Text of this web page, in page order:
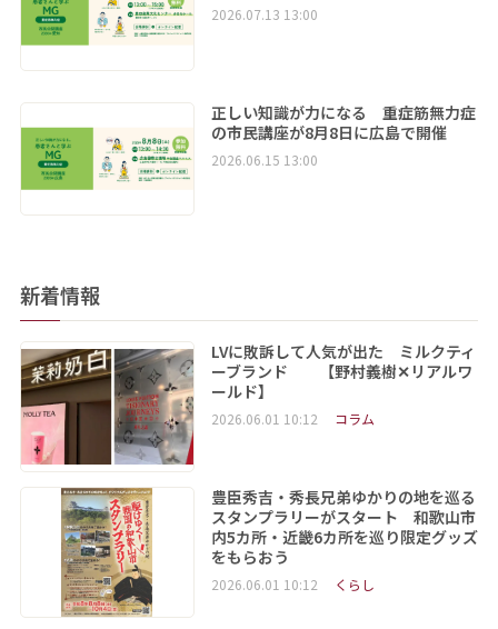
2026.07.13 13:00
正しい知識が力になる 重症筋無力症
の市民講座が8月8日に広島で開催
2026.06.15 13:00
新着情報
LVに敗訴して人気が出た ミルクティ
ーブランド 【野村義樹✕リアルワ
ールド】
2026.06.01 10:12 コラム
豊臣秀吉・秀長兄弟ゆかりの地を巡る
スタンプラリーがスタート 和歌山市
内5カ所・近畿6カ所を巡り限定グッズ
をもらおう
2026.06.01 10:12 くらし